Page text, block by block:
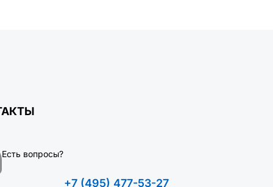
Есть вопросы?
+7 (495) 477-53-27